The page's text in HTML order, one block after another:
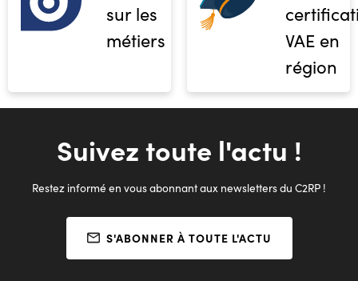
sur les
métiers
VAE en
région
Suivez toute l'actu !
Restez informé en vous abonnant aux newsletters du C2RP !
S'ABONNER À TOUTE L'ACTU